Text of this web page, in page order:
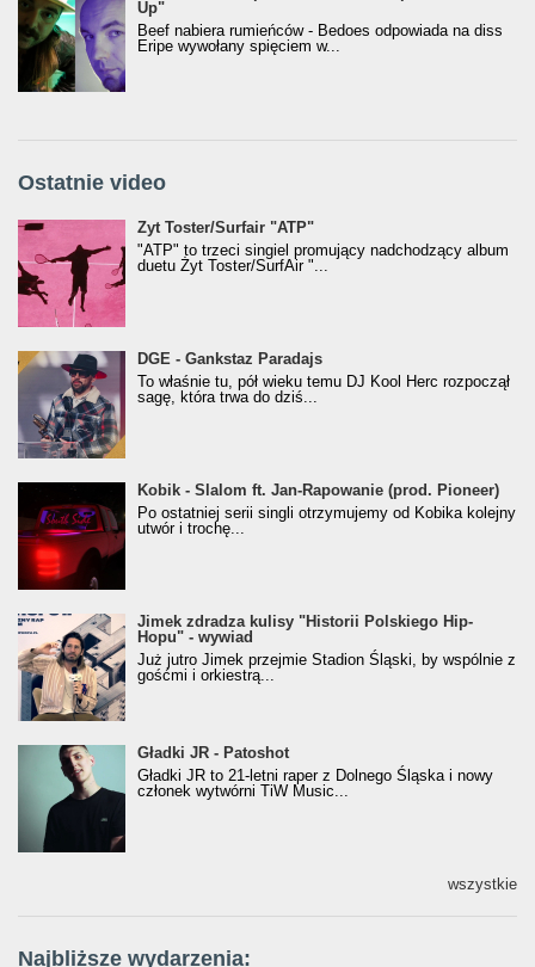
Up"
Beef nabiera rumieńców - Bedoes odpowiada na diss
Eripe wywołany spięciem w...
Ostatnie video
Żyt Toster/SurfAir - ATP VIDEO
Żyt Toster/Surfair "ATP"
"ATP" to trzeci singiel promujący nadchodzący album
duetu Żyt Toster/SurfAir "...
donGURALesko z nagrodą za
Klasyczny/Trueschoolowy Album Roku
(Popkillery 2023)
DGE - Gankstaz Paradajs
To właśnie tu, pół wieku temu DJ Kool Herc rozpoczął
sagę, która trwa do dziś...
Kobik - Slalom ft. Jan-Rapowanie (prod. Pioneer)
[Official Music Visualiser]
Kobik - Slalom ft. Jan-Rapowanie (prod. Pioneer)
Po ostatniej serii singli otrzymujemy od Kobika kolejny
utwór i trochę...
Jimek zdradza kulisy "Historii Polskiego Hip-
Hopu" - wywiad
Jimek zdradza kulisy "Historii Polskiego Hip-
Hopu" - wywiad
Już jutro Jimek przejmie Stadion Śląski, by wspólnie z
gośćmi i orkiestrą...
Gładki JR - Patoshot
Gładki JR - Patoshot
Gładki JR to 21-letni raper z Dolnego Śląska i nowy
członek wytwórni TiW Music...
wszystkie
Najbliższe wydarzenia: